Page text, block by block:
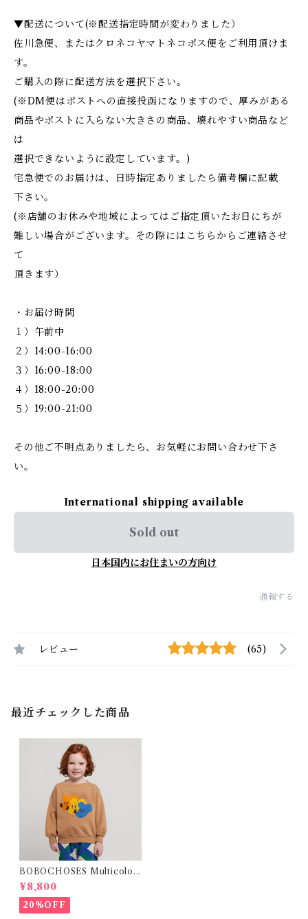
▼配送について(※配送指定時間が変わりました）
佐川急便、またはクロネコヤマトネコポス便をご利用頂けま
す。
ご購入の際に配送方法を選択下さい。
(※DM便はポストへの直接投函になりますので、厚みがある
商品やポストに入らない大きさの商品、壊れやすい商品など
は
選択できないように設定しています。)
宅急便でのお届けは、日時指定ありましたら備考欄に記載
下さい。
(※店舗のお休みや地域によってはご指定頂いたお日にちが
難しい場合がございます。その際にはこちらからご連絡させ
て
頂きます）
・お届け時間
１）午前中
２）14:00-16:00
３）16:00-18:00
４）18:00-20:00
５）19:00-21:00
その他ご不明点ありましたら、お気軽にお問い合わせ下さ
い。
International shipping available
Sold out
日本国内にお住まいの方向け
通報する
レビュー (65)
最近チェックした商品
BOBOCHOSES Multicolor
Mouse sweatshirt / 裏起毛 (
2-5Y )
¥8,800
20%OFF